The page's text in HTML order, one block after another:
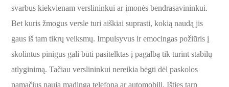
svarbus kiekvienam verslininkui ar įmonės bendrasavininkui.
Bet kuris žmogus versle turi aiškiai suprasti, kokią naudą jis
gaus iš tam tikrų veiksmų. Impulsyvus ir emocingas požiūris į
skolintus pinigus gali būti pasitelktas į pagalbą tik turint stabilų
atlyginimą. Tačiau verslininkui nereikia bėgti dėl paskolos
pamačius naują madingą telefoną ar automobilį. Išties tarp